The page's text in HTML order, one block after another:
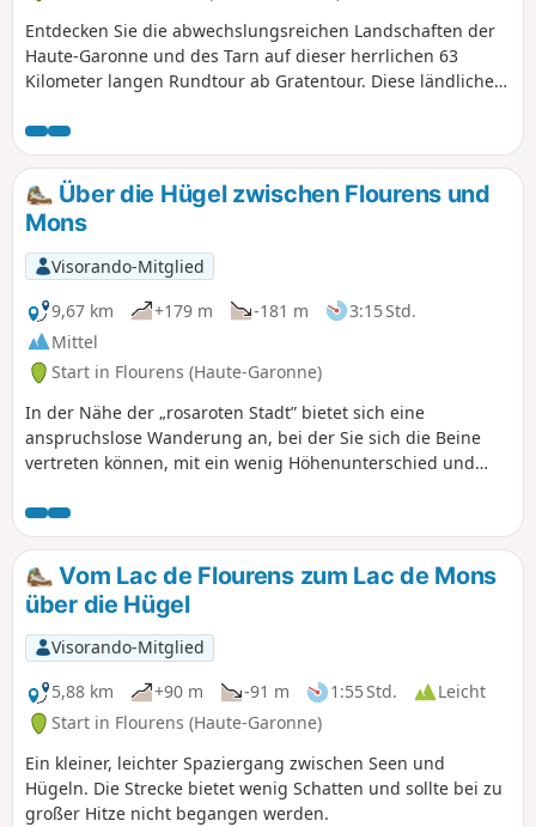
Entdecken Sie die abwechslungsreichen Landschaften der
Haute-Garonne und des Tarn auf dieser herrlichen 63
Kilometer langen Rundtour ab Gratentour. Diese ländliche
Wasserläufen bis zur historischen Stadt Villemur-sur-Tarn,
bevor es durch die grüne Gegend von Buzet-sur-Tarn
wieder hinuntergeht. Ideal für Radtouristen, die
architektonisches Erbe und ländliche Panoramen suchen,
bietet diese Tour ein Konzentrat an Authentizität vor den
Toren von Toulouse.
Über die Hügel zwischen Flourens und
Mons
Visorando-Mitglied
9,67 km
+179 m -181 m
3:15 Std.
Mittel
Start in Flourens (Haute-Garonne)
In der Nähe der „rosaroten Stadt” bietet sich eine
anspruchslose Wanderung an, bei der Sie sich die Beine
vertreten können, mit ein wenig Höhenunterschied und
und doch so nahe gelegene Ecken zu entdecken...
Vom Lac de Flourens zum Lac de Mons
über die Hügel
Visorando-Mitglied
5,88 km
+90 m -91 m 1:55 Std.
Leicht
Start in Flourens (Haute-Garonne)
Ein kleiner, leichter Spaziergang zwischen Seen und
Hügeln. Die Strecke bietet wenig Schatten und sollte bei zu
großer Hitze nicht begangen werden.